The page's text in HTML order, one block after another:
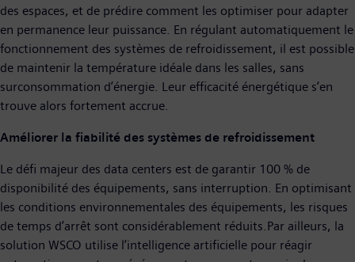
des espaces, et de prédire comment les optimiser pour adapter
en permanence leur puissance. En régulant automatiquement le
fonctionnement des systèmes de refroidissement, il est possible
de maintenir la température idéale dans les salles, sans
surconsommation d’énergie. Leur efficacité énergétique s’en
trouve alors fortement accrue.
Améliorer la fiabilité des systèmes de refroidissement
Le défi majeur des data centers est de garantir 100 % de
disponibilité des équipements, sans interruption. En optimisant
les conditions environnementales des équipements, les risques
de temps d’arrêt sont considérablement réduits.Par ailleurs, la
solution WSCO utilise l’intelligence artificielle pour réagir